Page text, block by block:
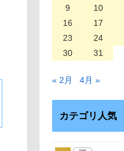
9
10
16
17
23
24
30
31
« 2月 4月 »
カテゴリ人気